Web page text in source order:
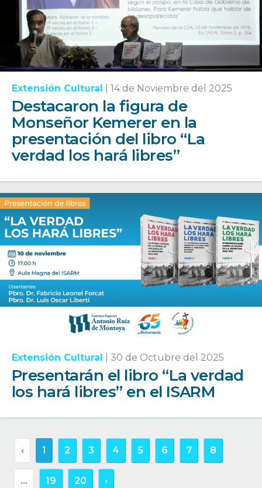
Extensión Cultural 14 de Noviembre del 2025
Destacaron la figura de
Monseñor Kemerer en la
presentación del libro “La
verdad los hará libres”
Extensión Cultural 30 de Octubre del 2025
Presentarán el libro “La verdad
los hará libres” en el ISARM
‹ 1 2 3 4 5 6 7 8
... 19 20 ›